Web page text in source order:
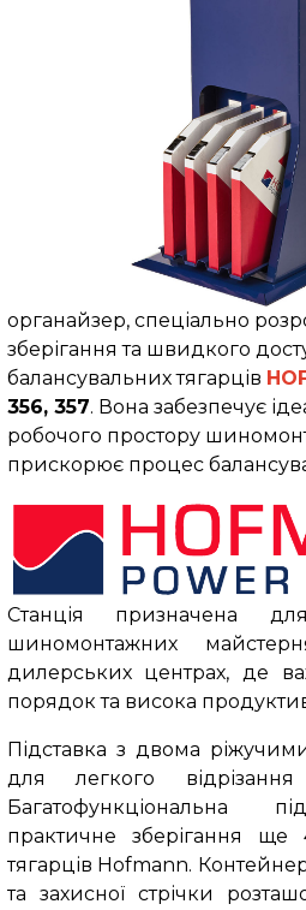
органайзер, спеціально
зберігання та швидкого
балансувальних тягарців
356, 357. Вона забезпечує
робочого простору
прискорює процес
Станція призначена
шиномонтажних
дилерських центрах, де
порядок та висока
Підставка з двома
для легкого
Багатофункціональна
практичне зберігання ще
тягарців Hofmann.
та захисної стрічки